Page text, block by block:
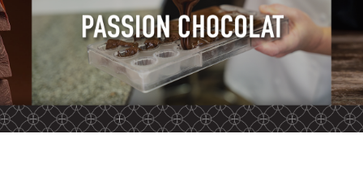
Contact
Points
de
vente
Confidentialité